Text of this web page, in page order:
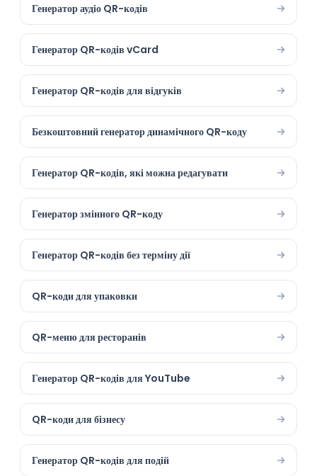
Генератор аудіо QR-кодів
Генератор QR-кодів vCard
Генератор QR-кодів для відгуків
Безкоштовний генератор динамічного QR-коду
Генератор QR-кодів, які можна редагувати
Генератор змінного QR-коду
Генератор QR-кодів без терміну дії
QR-коди для упаковки
QR-меню для ресторанів
Генератор QR-кодів для YouTube
QR-коди для бізнесу
Генератор QR-кодів для подій